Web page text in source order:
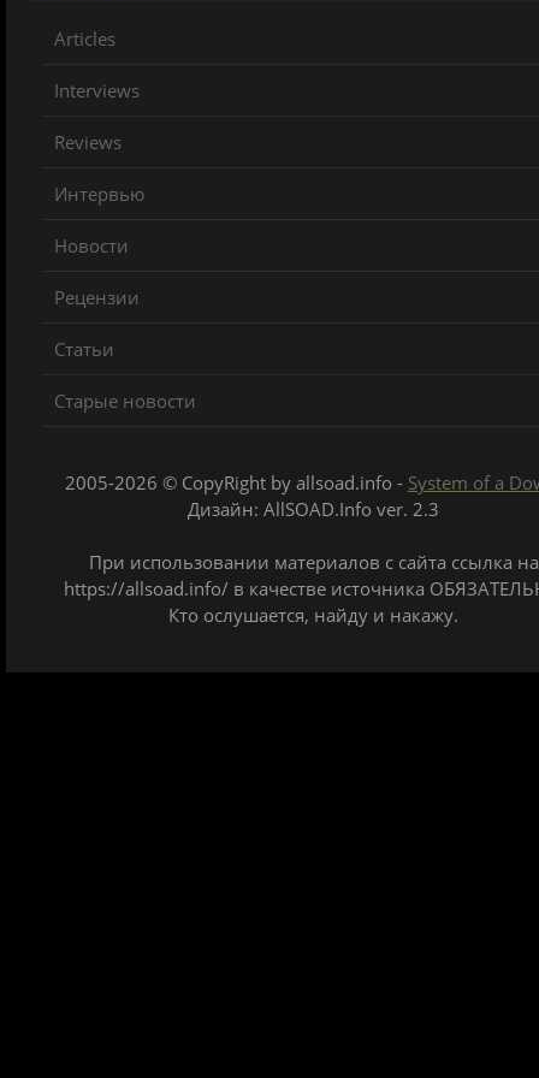
Articles
Interviews
Reviews
Интервью
Новости
Рецензии
Статьи
Старые новости
2005-2026 © CopyRight by allsoad.info - System of a
Дизайн: AllSOAD.Info ver. 2.3
При использовании материалов с сайта ссылка на
https://allsoad.info/ в качестве источника
Кто ослушается, найду и накажу.